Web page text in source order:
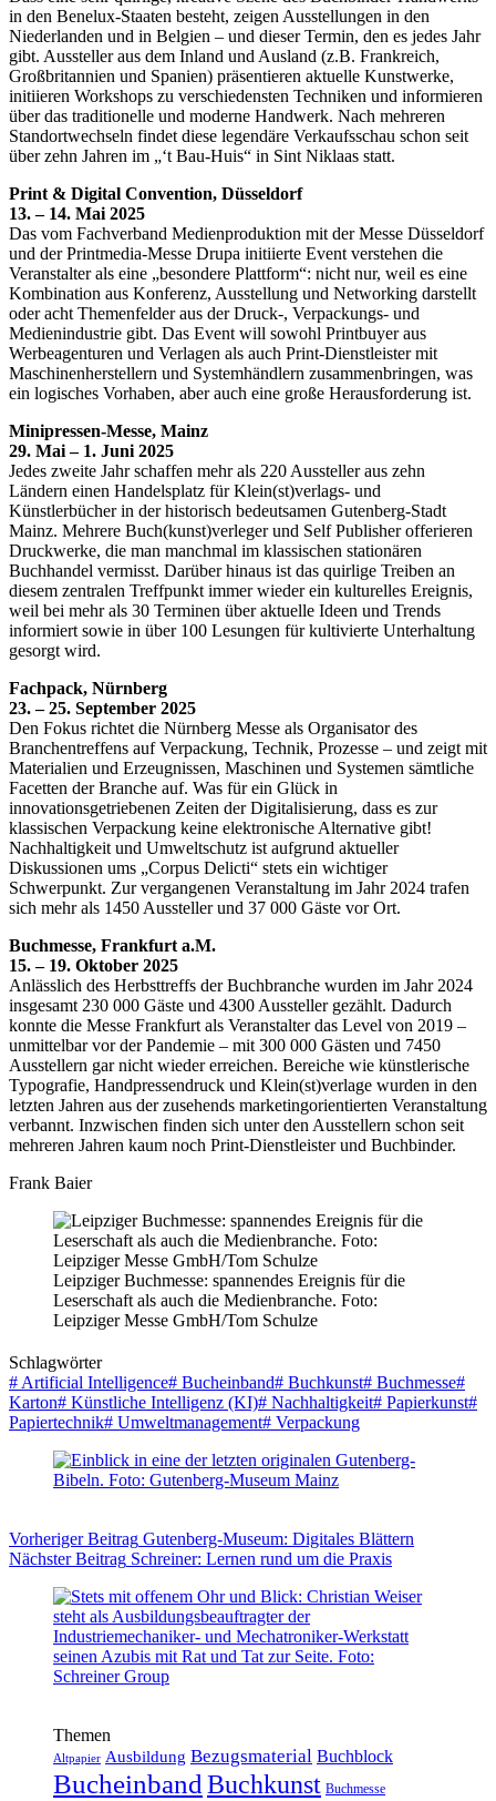
in den Benelux-Staaten besteht, zeigen Ausstellungen in den
Niederlanden und in Belgien – und dieser Termin, den es jedes Jahr
gibt. Aussteller aus dem Inland und Ausland (z.B. Frankreich,
Großbritannien und Spanien) präsentieren aktuelle Kunstwerke,
initiieren Workshops zu verschiedensten Techniken und informieren
über das traditionelle und moderne Handwerk. Nach mehreren
Standortwechseln findet diese legendäre Verkaufsschau schon seit
über zehn Jahren im „‘t Bau-Huis“ in Sint Niklaas statt.
Print & Digital Convention, Düsseldorf
13. – 14. Mai 2025
Das vom Fachverband Medienproduktion mit der Messe Düsseldorf
und der Printmedia-Messe Drupa initiierte Event verstehen die
Veranstalter als eine „besondere Plattform“: nicht nur, weil es eine
Kombination aus Konferenz, Ausstellung und Networking darstellt
oder acht Themenfelder aus der Druck-, Verpackungs- und
Medienindustrie gibt. Das Event will sowohl Printbuyer aus
Werbeagenturen und Verlagen als auch Print-Dienstleister mit
Maschinenherstellern und Systemhändlern zusammenbringen, was
ein logisches Vorhaben, aber auch eine große Herausforderung ist.
Minipressen-Messe, Mainz
29. Mai – 1. Juni 2025
Jedes zweite Jahr schaffen mehr als 220 Aussteller aus zehn
Ländern einen Handelsplatz für Klein(st)verlags- und
Künstlerbücher in der historisch bedeutsamen Gutenberg-Stadt
Mainz. Mehrere Buch(kunst)verleger und Self Publisher offerieren
Druckwerke, die man manchmal im klassischen stationären
Buchhandel vermisst. Darüber hinaus ist das quirlige Treiben an
diesem zentralen Treffpunkt immer wieder ein kulturelles Ereignis,
weil bei mehr als 30 Terminen über aktuelle Ideen und Trends
informiert sowie in über 100 Lesungen für kultivierte Unterhaltung
gesorgt wird.
Fachpack, Nürnberg
23. – 25. September 2025
Den Fokus richtet die Nürnberg Messe als Organisator des
Branchentreffens auf Verpackung, Technik, Prozesse – und zeigt mit
Materialien und Erzeugnissen, Maschinen und Systemen sämtliche
Facetten der Branche auf. Was für ein Glück in
innovationsgetriebenen Zeiten der Digitalisierung, dass es zur
klassischen Verpackung keine elektronische Alternative gibt!
Nachhaltigkeit und Umweltschutz ist aufgrund aktueller
Diskussionen ums „Corpus Delicti“ stets ein wichtiger
Schwerpunkt. Zur vergangenen Veranstaltung im Jahr 2024 trafen
sich mehr als 1450 Aussteller und 37 000 Gäste vor Ort.
Buchmesse, Frankfurt a.M.
15. – 19. Oktober 2025
Anlässlich des Herbsttreffs der Buchbranche wurden im Jahr 2024
insgesamt 230 000 Gäste und 4300 Aussteller gezählt. Dadurch
konnte die Messe Frankfurt als Veranstalter das Level von 2019 –
unmittelbar vor der Pandemie – mit 300 000 Gästen und 7450
Ausstellern gar nicht wieder erreichen. Bereiche wie künstlerische
Typografie, Handpressendruck und Klein(st)verlage wurden in den
letzten Jahren aus der zusehends marketingorientierten Veranstaltung
verbannt. Inzwischen finden sich unter den Ausstellern schon seit
mehreren Jahren kaum noch Print-Dienstleister und Buchbinder.
Frank Baier
Leipziger Buchmesse: spannendes Ereignis für die
Leserschaft als auch die Medienbranche. Foto:
Leipziger Messe GmbH/Tom Schulze
Schlagwörter
# Artificial Intelligence# Bucheinband# Buchkunst# Buchmesse#
Karton# Künstliche Intelligenz (KI)# Nachhaltigkeit# Papierkunst#
Papiertechnik# Umweltmanagement# Verpackung
VorherigerBeitrag Gutenberg-Museum: Digitales Blättern
NächsterBeitrag Schreiner: Lernen rund um die Praxis
Themen
Altpapier Ausbildung Bezugsmaterial Buchblock
BucheinbandBuchkunst Buchmesse